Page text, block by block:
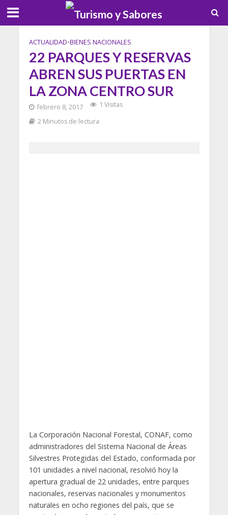
ACTUALIDAD•BIENES NACIONALES
22 PARQUES Y RESERVAS
ABREN SUS PUERTAS EN
LA ZONA CENTRO SUR
febrero 8, 2017
1 Visitas
2 Minutos de lectura
La Corporación Nacional Forestal, CONAF, como
administradores del Sistema Nacional de Áreas
Silvestres Protegidas del Estado, conformada por
101 unidades a nivel nacional, resolvió hoy la
apertura gradual de 22 unidades, entre parques
nacionales, reservas nacionales y monumentos
naturales en ocho regiones del país, que se